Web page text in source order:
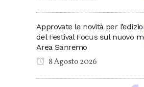
Approvate le novità per
del Festival Focus sul nuovo
Area Sanremo
8 Agosto 2026